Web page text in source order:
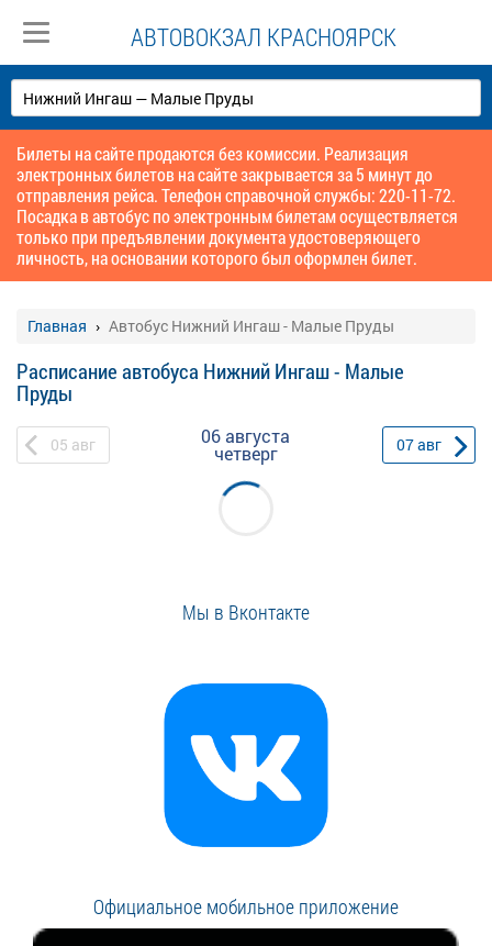
АВТОВОКЗАЛ КРАСНОЯРСК
Билеты на сайте продаются без комиссии. Реализация
электронных билетов на сайте закрывается за 5 минут до
отправления рейса. Телефон справочной службы: 220-11-72.
Посадка в автобус по электронным билетам осуществляется
только при предъявлении документа удостоверяющего
личность, на основании которого был оформлен билет.
Главная Автобус Нижний Ингаш - Малые Пруды
Расписание автобуса Нижний Ингаш - Малые
Пруды
05 авг 06 августа
четверг 07авг
Мы в Вконтакте
Официальное мобильное приложение